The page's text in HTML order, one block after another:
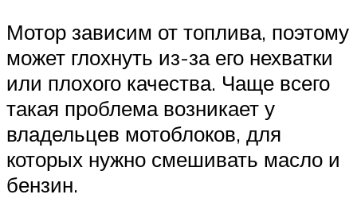
Мотор зависим от топлива, поэтому
может глохнуть из-за его нехватки
или плохого качества. Чаще всего
такая проблема возникает у
владельцев мотоблоков, для
которых нужно смешивать масло и
бензин.